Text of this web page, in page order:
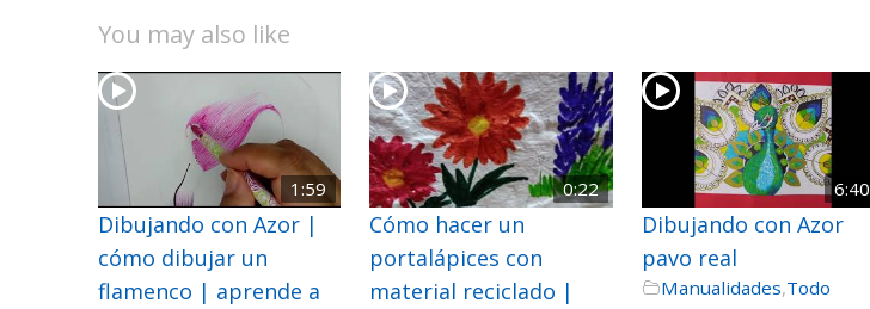
You may also like
1:59
Dibujando con Azor |
cómo dibujar un
flamenco | aprende a
0:22
Cómo hacer un
portalápices con
material reciclado |
6:40
Dibujando con Azor
pavo real
Manualidades,Todo